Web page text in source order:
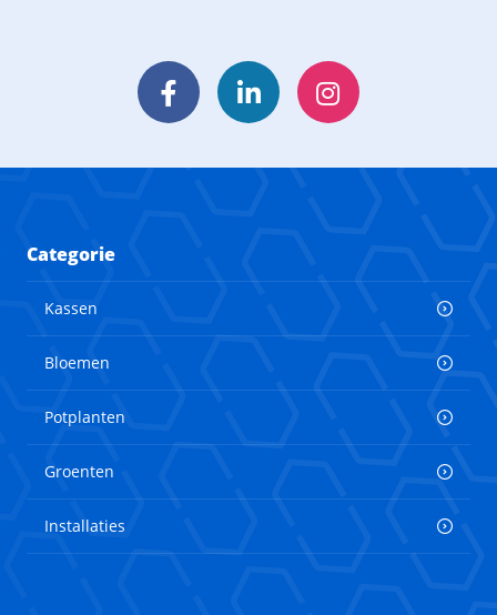
FacebookLinkedInInstagram
Categorie
Kassen
Bloemen
Potplanten
Groenten
Installaties